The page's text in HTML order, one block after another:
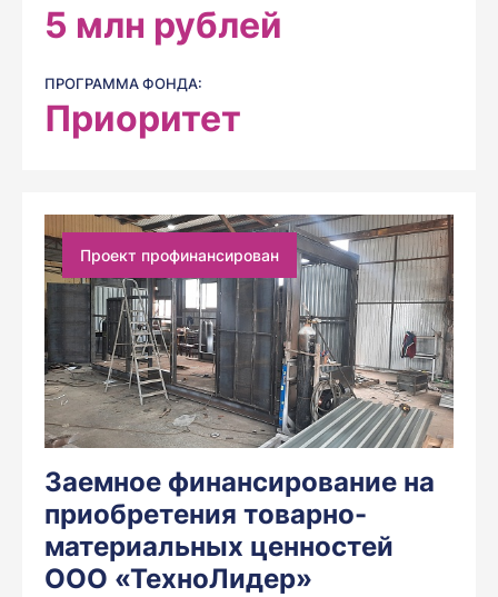
5 млн рублей
ПРОГРАММА ФОНДА:
Приоритет
Проект профинансирован
Заемное финансирование на
приобретения товарно-
материальных ценностей
ООО «ТехноЛидер»